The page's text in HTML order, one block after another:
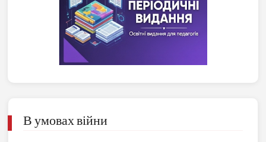
В умовах війни